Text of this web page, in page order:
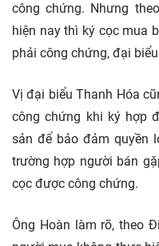
công chứng. Nhưng
hiện nay thì ký cọc mua
phải công chứng, đại
Vị đại biểu Thanh Hóa
công chứng khi ký hợp
sản để bảo đảm quyền
trường hợp người bán
cọc được công chứng.
Ông Hoàn làm rõ, theo